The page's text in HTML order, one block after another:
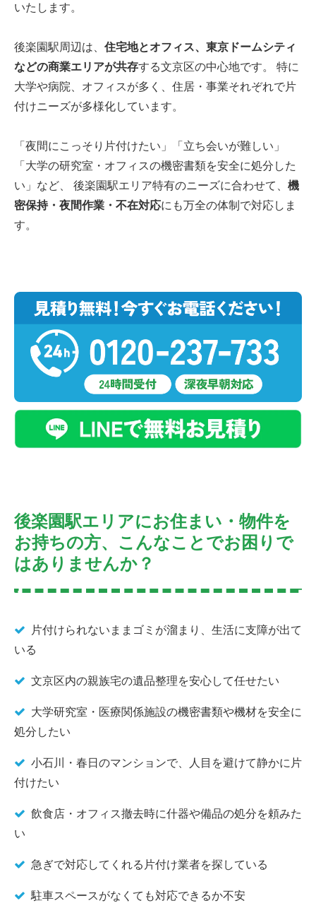
いたします。
後楽園駅周辺は、 住宅地とオフィス、東京ドームシティ
などの商業エリアが共存する文京区の中心地です。 特に
大学や病院、オフィスが多く、住居・事業それぞれで片
付けニーズが多様化しています。
「夜間にこっそり片付けたい」「立ち会いが難しい」
「大学の研究室・オフィスの機密書類を安全に処分した
い」など、 後楽園駅エリア特有のニーズに合わせて、 機
密保持・夜間作業・不在対応にも万全の体制で対応しま
す。
後楽園駅エリアにお住まい・物件を
お持ちの方、こんなことでお困りで
はありませんか？
片付けられないままゴミが溜まり、生活に支障が出て
いる
文京区内の親族宅の遺品整理を安心して任せたい
大学研究室・医療関係施設の機密書類や機材を安全に
処分したい
小石川・春日のマンションで、人目を避けて静かに片
付けたい
飲食店・オフィス撤去時に什器や備品の処分を頼みた
い
急ぎで対応してくれる片付け業者を探している
駐車スペースがなくても対応できるか不安